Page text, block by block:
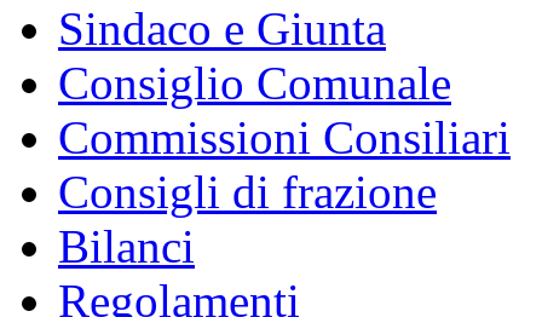
Sindaco e Giunta
Consiglio Comunale
Commissioni Consiliari
Consigli di frazione
Bilanci
Regolamenti